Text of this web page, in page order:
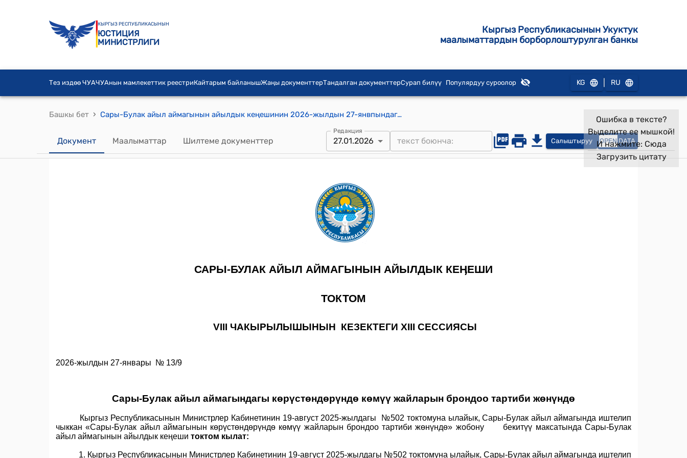
КЫРГЫЗ РЕСПУБЛИКАСЫНЫН
ЮСТИЦИЯ
МИНИСТРЛИГИ
Кыргыз Республикасынын Укуктук
маалыматтардын борборлоштурулган банкы
Тез издөө ЧУАЧУАнын мамлекеттик реестриКайтарым байланышЖаңы документтерТандалган документтерСурап билүү Популярдуу суроолор KG RU
Башкы бет › Сары-Булак айыл аймагынын айылдык кеңешинин 2026-жылдын 27-янвпындагы № 13/9 "Сары-Булак айыл аймагындагы көрүстөндөрүндө көмүү жайларын брондоо тартиби жөнүндө" Токтому
Документ Маалыматтар Шилтеме документтер
Редакция
27.01.2026 Салыштыруу OPEN DATA
Ошибка в тексте?
Выделите ее мышкой!
И нажмите: Сюда
Загрузить цитату